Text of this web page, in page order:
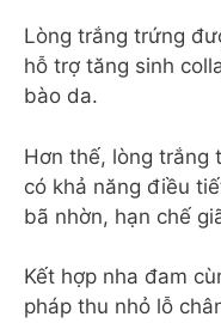
Lòng trắng trứng
hỗ trợ tăng sinh
bào da.
Hơn thế, lòng trắng
có khả năng điều
bã nhờn, hạn chế
Kết hợp nha đam
pháp thu nhỏ lỗ